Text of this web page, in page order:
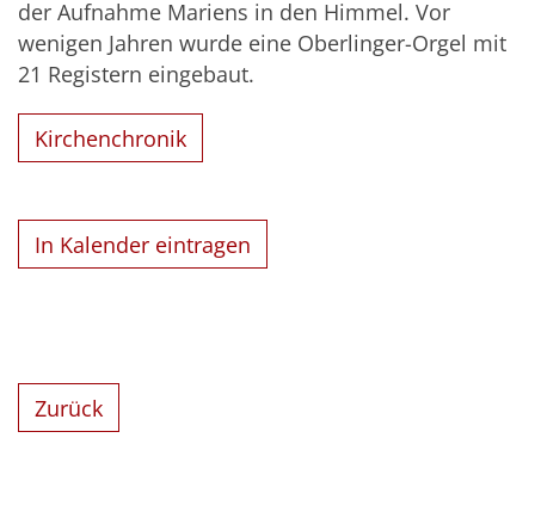
der Aufnahme Mariens in den Himmel. Vor
wenigen Jahren wurde eine Oberlinger-Orgel mit
21 Registern eingebaut.
Kirchenchronik
In Kalender eintragen
Zurück